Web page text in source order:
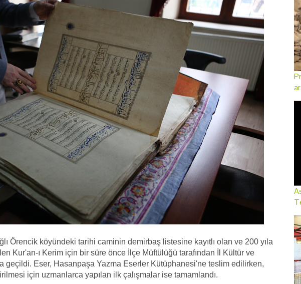
Örencik köyündeki tarihi caminin demirbaş listesine kayıtlı olan ve 200 yıla
Kur'an-ı Kerim için bir süre önce İlçe Müftülüğü tarafından İl Kültür ve
geçildi. Eser, Hasanpaşa Yazma Eserler Kütüphanesi'ne teslim edilirken,
için uzmanlarca yapılan ilk çalışmalar ise tamamlandı.